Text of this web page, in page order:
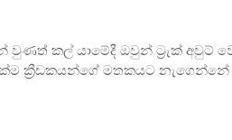
කල් යාමේදී ඔවුන් ට්‍රැක් අවුට්
ක්‍රීඩකයන්ගේ මතකයට